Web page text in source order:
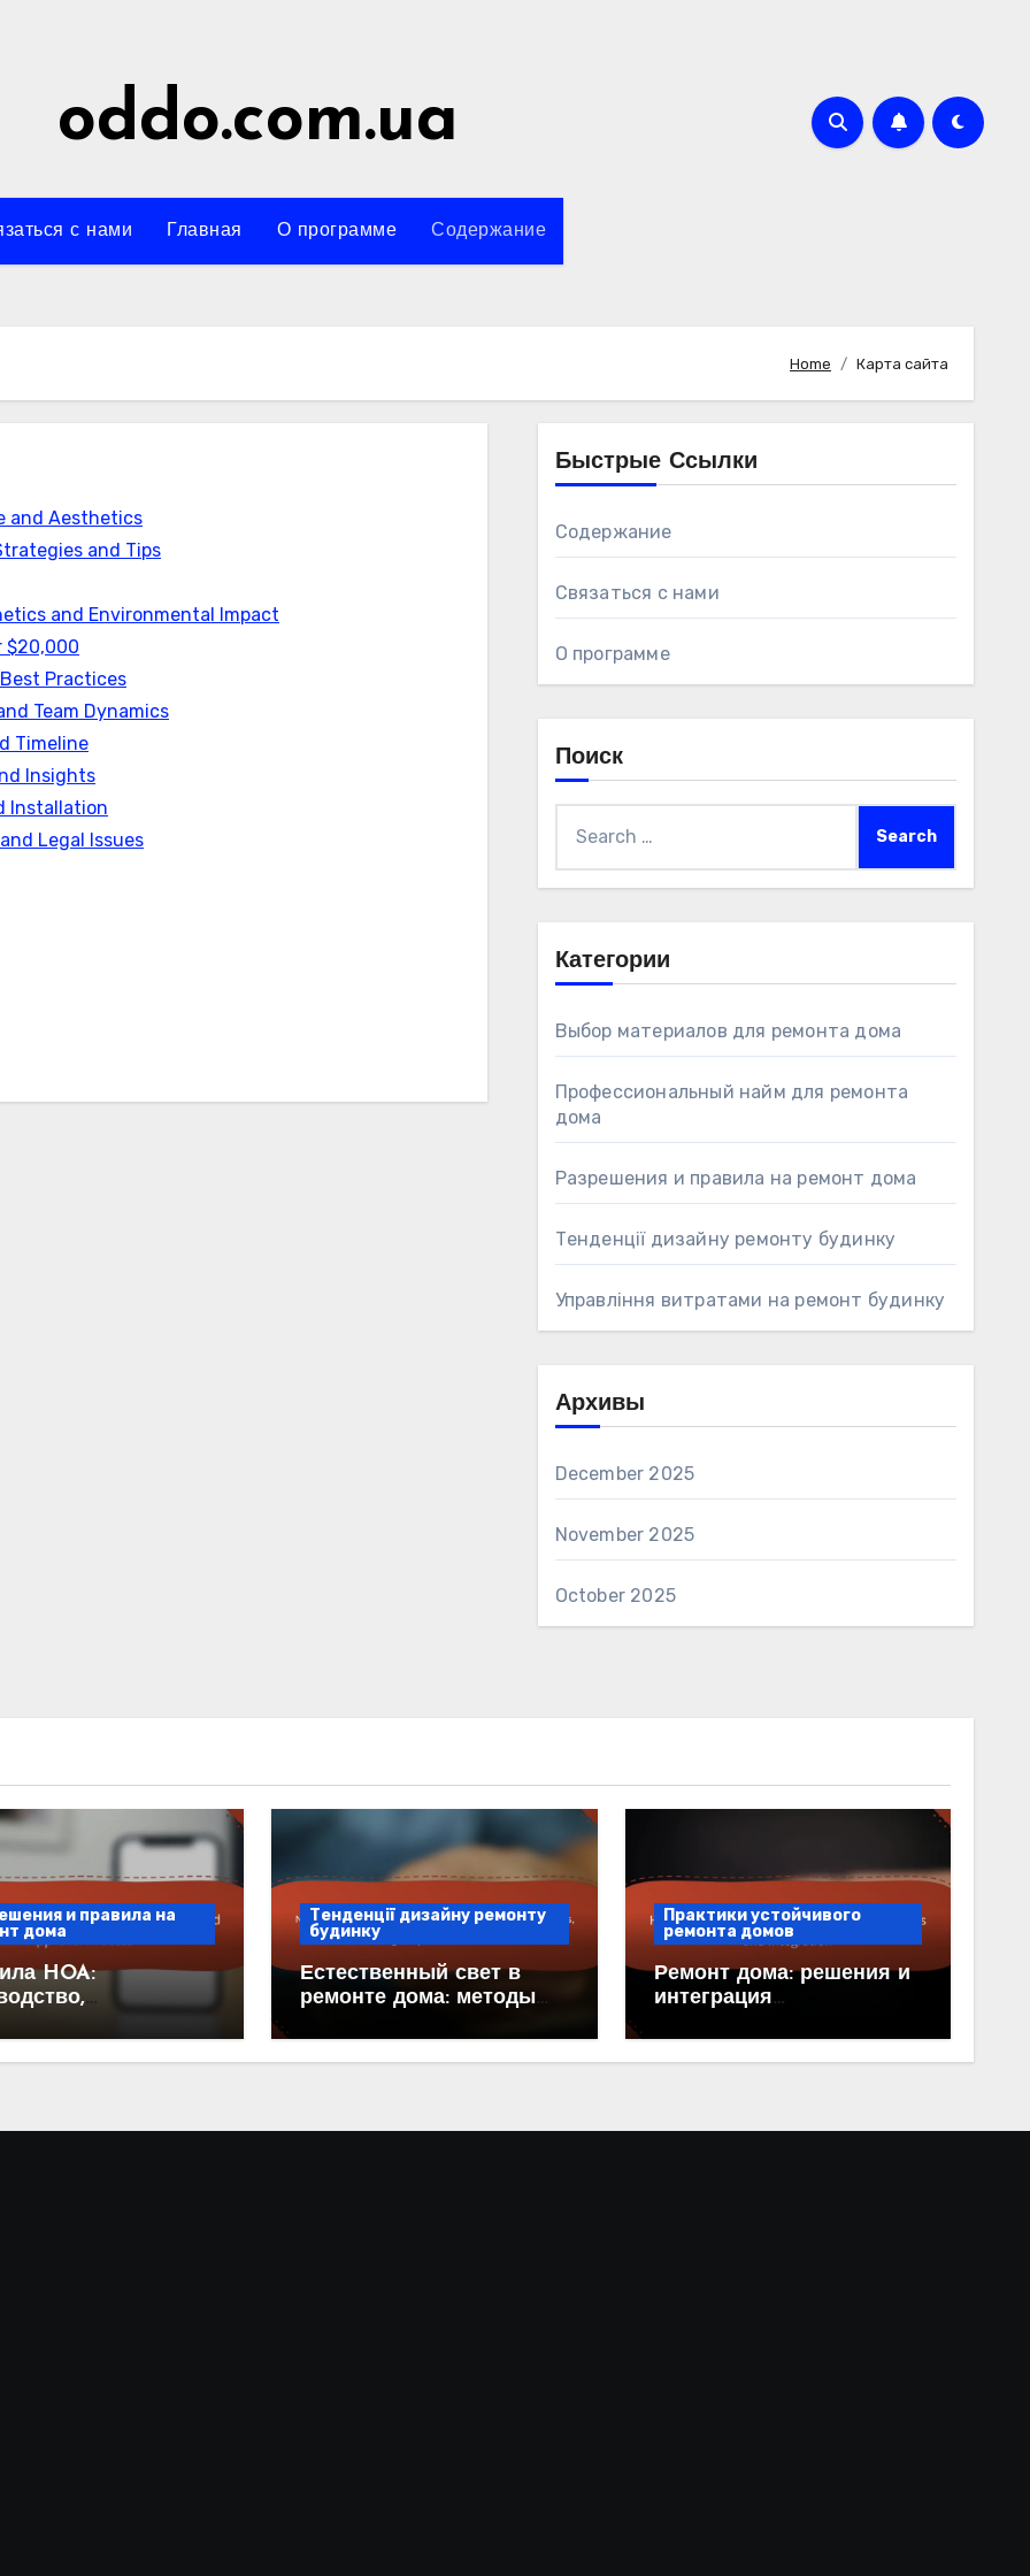
oddo.com.ua
с нами Главная О программе Содержание
Home Карта сайта
and Aesthetics
and Tips
and Environmental Impact
$20,000
Practices
Team Dynamics
Timeline
Insights
Installation
Legal Issues
Быстрые Ссылки
Содержание
Связаться с нами
О программе
Поиск
for:
Категории
Выбор материалов для ремонта дома
Профессиональный найм для ремонта
дома
Разрешения и правила на ремонт дома
Тенденції дизайну ремонту будинку
Управління витратами на ремонт будинку
Архивы
December 2025
November 2025
October 2025
и правила на
дома
HOA:
Тенденції дизайну ремонту
будинку
Естественный свет в
ремонте дома: методы
дизайна и преимущества
Практики устойчивого
ремонта домов
Ремонт дома: решения и
интеграция